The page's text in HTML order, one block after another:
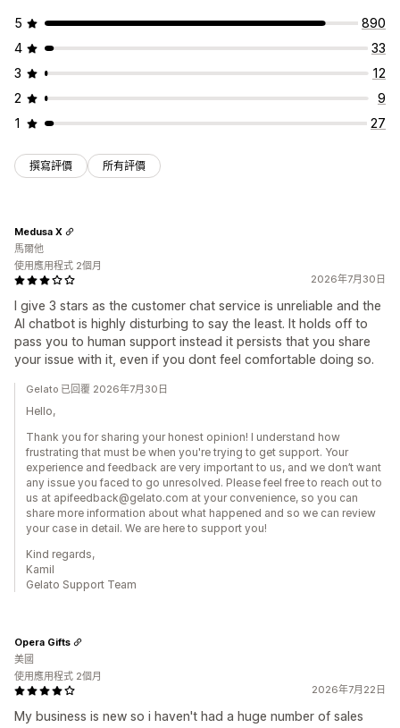
5
890
4
33
3
12
2
9
1
27
撰寫評價 所有評價
2026年7月30日
I give 3 stars as the customer chat service is unreliable and the
AI chatbot is highly disturbing to say the least. It holds off to
pass you to human support instead it persists that you share
your issue with it, even if you dont feel comfortable doing so.
Medusa X
馬爾他
使用應用程式 2個月
Gelato 已回覆 2026年7月30日
Hello,
Thank you for sharing your honest opinion! I understand how
frustrating that must be when you're trying to get support. Your
experience and feedback are very important to us, and we don’t want
any issue you faced to go unresolved. Please feel free to reach out to
us at apifeedback@gelato.com at your convenience, so you can
share more information about what happened and so we can review
your case in detail. We are here to support you!
Kind regards,
Kamil
Gelato Support Team
2026年7月22日
My business is new so i haven't had a huge number of sales
Opera Gifts
美國
使用應用程式 2個月